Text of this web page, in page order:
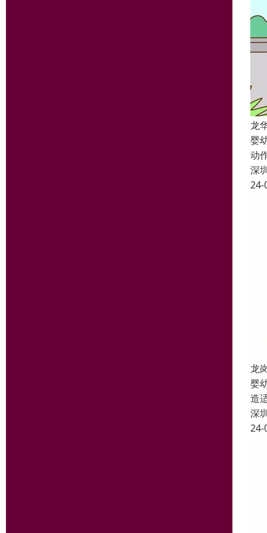
龙
婴
动
深
24-
龙
婴
造
深
24-